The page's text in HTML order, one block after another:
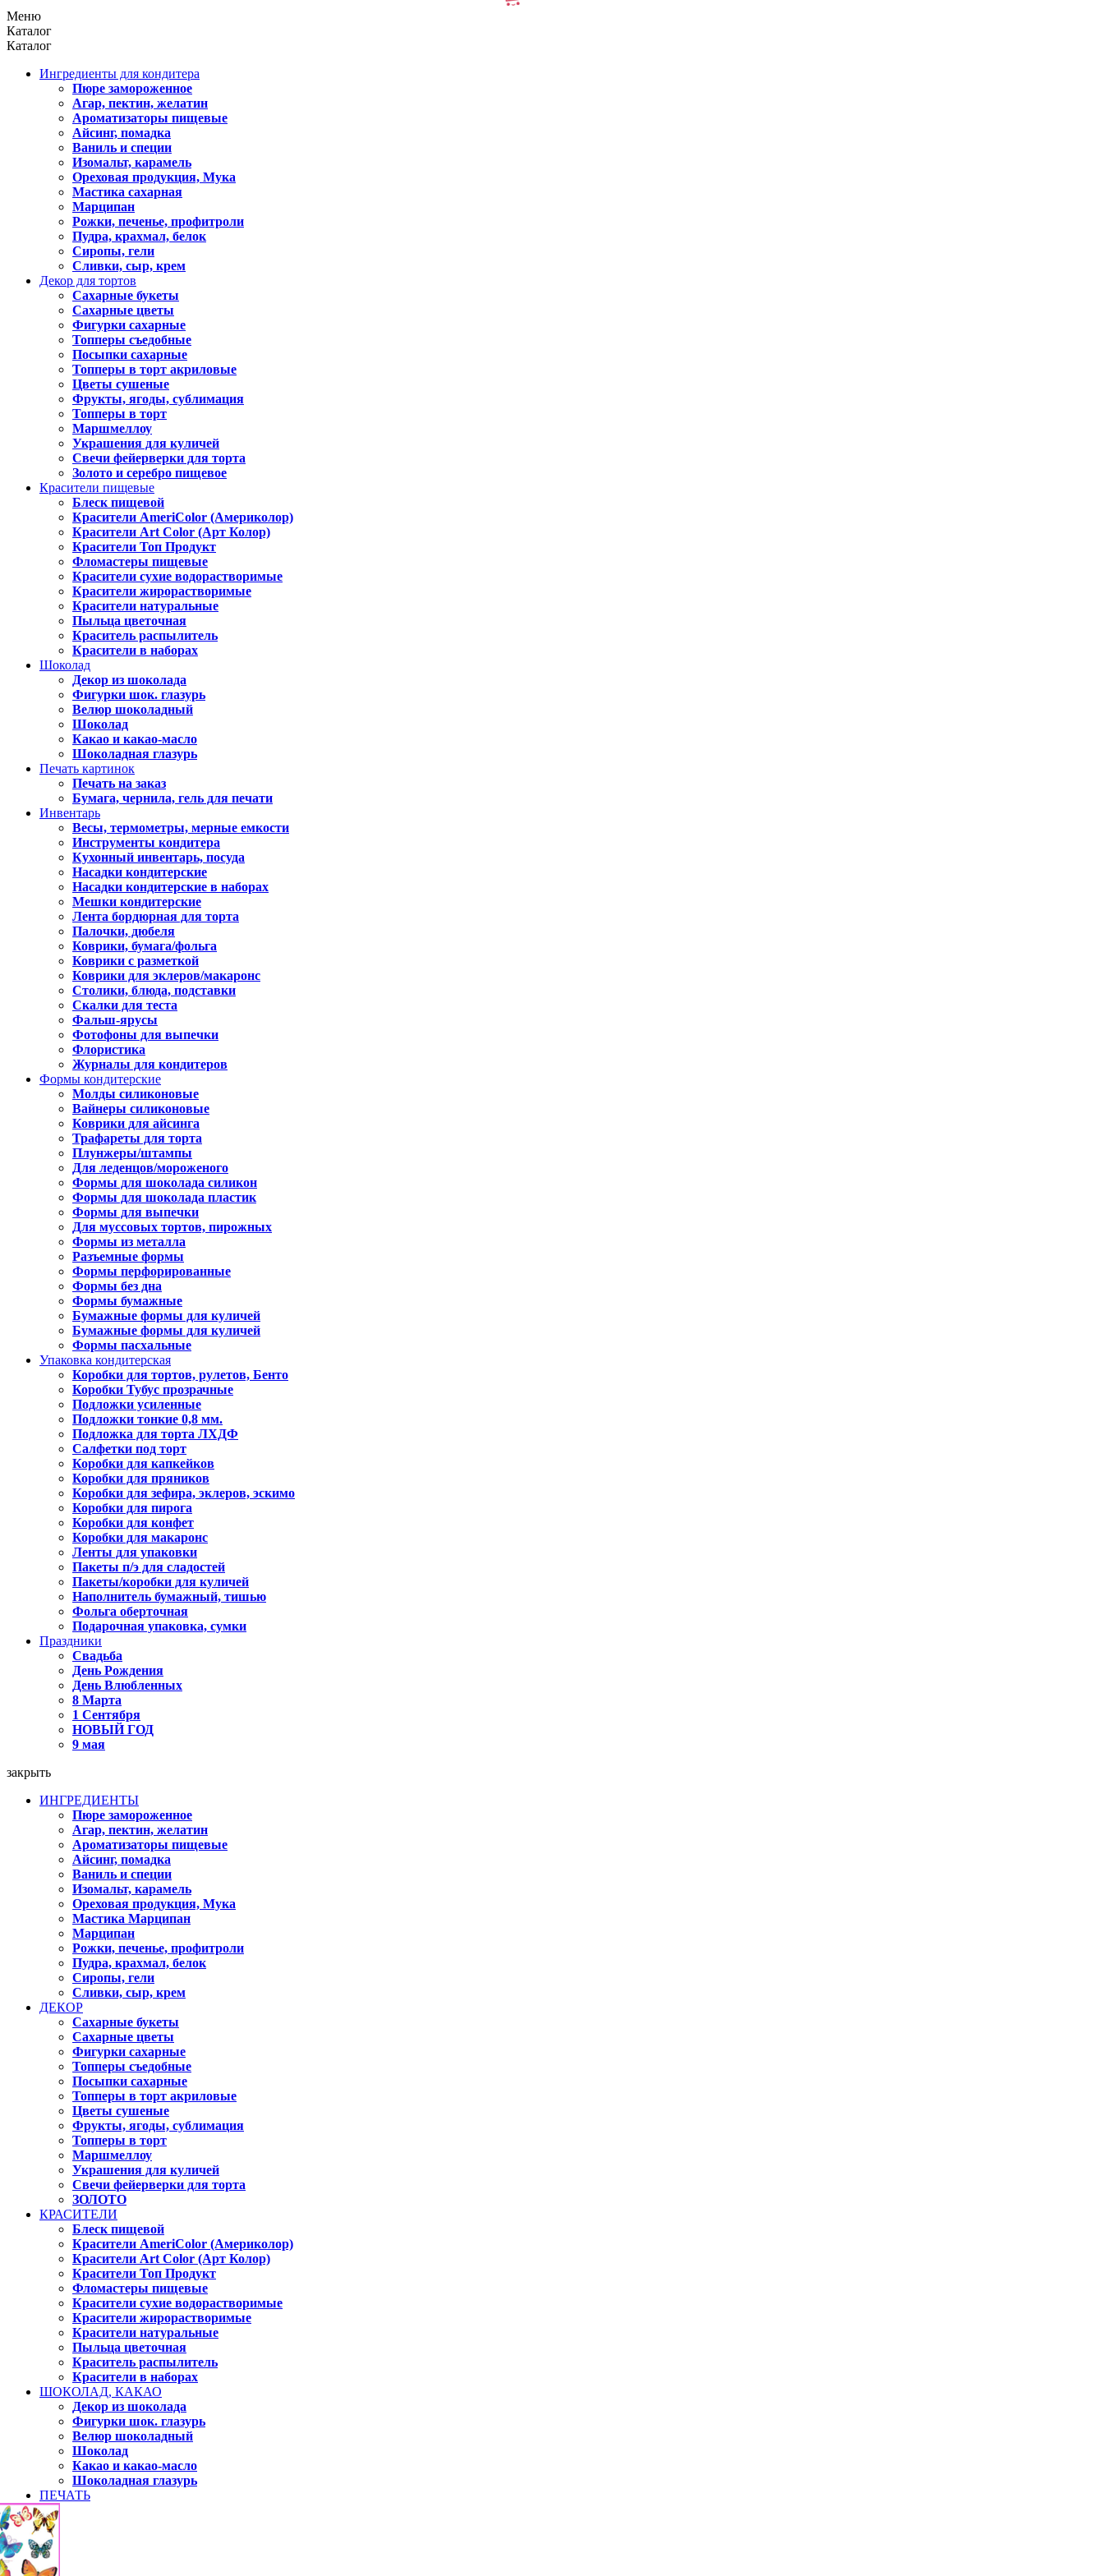
Меню
Каталог
Каталог
Ингредиенты для кондитера
Пюре замороженное
Агар, пектин, желатин
Ароматизаторы пищевые
Айсинг, помадка
Ваниль и специи
Изомальт, карамель
Ореховая продукция, Мука
Мастика сахарная
Марципан
Рожки, печенье, профитроли
Пудра, крахмал, белок
Сиропы, гели
Сливки, сыр, крем
Декор для тортов
Сахарные букеты
Сахарные цветы
Фигурки сахарные
Топперы съедобные
Посыпки сахарные
Топперы в торт акриловые
Цветы сушеные
Фрукты, ягоды, сублимация
Топперы в торт
Маршмеллоу
Украшения для куличей
Свечи фейерверки для торта
Золото и серебро пищевое
Красители пищевые
Блеск пищевой
Красители AmeriColor (Америколор)
Красители Art Color (Арт Колор)
Красители Топ Продукт
Фломастеры пищевые
Красители сухие водорастворимые
Красители жирорастворимые
Красители натуральные
Пыльца цветочная
Краситель распылитель
Красители в наборах
Шоколад
Декор из шоколада
Фигурки шок. глазурь
Велюр шоколадный
Шоколад
Какао и какао-масло
Шоколадная глазурь
Печать картинок
Печать на заказ
Бумага, чернила, гель для печати
Инвентарь
Весы, термометры, мерные емкости
Инструменты кондитера
Кухонный инвентарь, посуда
Насадки кондитерские
Насадки кондитерские в наборах
Мешки кондитерские
Лента бордюрная для торта
Палочки, дюбеля
Коврики, бумага/фольга
Коврики с разметкой
Коврики для эклеров/макаронс
Столики, блюда, подставки
Скалки для теста
Фальш-ярусы
Фотофоны для выпечки
Флористика
Журналы для кондитеров
Формы кондитерские
Молды силиконовые
Вайнеры силиконовые
Коврики для айсинга
Трафареты для торта
Плунжеры/штампы
Для леденцов/мороженого
Формы для шоколада силикон
Формы для шоколада пластик
Формы для выпечки
Для муссовых тортов, пирожных
Формы из металла
Разъемные формы
Формы перфорированные
Формы без дна
Формы бумажные
Бумажные формы для куличей
Бумажные формы для куличей
Формы пасхальные
Упаковка кондитерская
Коробки для тортов, рулетов, Бенто
Коробки Тубус прозрачные
Подложки усиленные
Подложки тонкие 0,8 мм.
Подложка для торта ЛХДФ
Салфетки под торт
Коробки для капкейков
Коробки для пряников
Коробки для зефира, эклеров, эскимо
Коробки для пирога
Коробки для конфет
Коробки для макаронс
Ленты для упаковки
Пакеты п/э для сладостей
Пакеты/коробки для куличей
Наполнитель бумажный, тишью
Фольга оберточная
Подарочная упаковка, сумки
Праздники
Свадьба
День Рождения
День Влюбленных
8 Марта
1 Сентября
НОВЫЙ ГОД
9 мая
закрыть
ИНГРЕДИЕНТЫ
Пюре замороженное
Агар, пектин, желатин
Ароматизаторы пищевые
Айсинг, помадка
Ваниль и специи
Изомальт, карамель
Ореховая продукция, Мука
Мастика Марципан
Марципан
Рожки, печенье, профитроли
Пудра, крахмал, белок
Сиропы, гели
Сливки, сыр, крем
ДЕКОР
Сахарные букеты
Сахарные цветы
Фигурки сахарные
Топперы съедобные
Посыпки сахарные
Топперы в торт акриловые
Цветы сушеные
Фрукты, ягоды, сублимация
Топперы в торт
Маршмеллоу
Украшения для куличей
Свечи фейерверки для торта
ЗОЛОТО
КРАСИТЕЛИ
Блеск пищевой
Красители AmeriColor (Америколор)
Красители Art Color (Арт Колор)
Красители Топ Продукт
Фломастеры пищевые
Красители сухие водорастворимые
Красители жирорастворимые
Красители натуральные
Пыльца цветочная
Краситель распылитель
Красители в наборах
ШОКОЛАД, КАКАО
Декор из шоколада
Фигурки шок. глазурь
Велюр шоколадный
Шоколад
Какао и какао-масло
Шоколадная глазурь
ПЕЧАТЬ